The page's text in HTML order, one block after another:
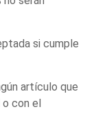
si cumple
artículo que
o con el